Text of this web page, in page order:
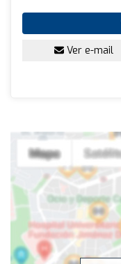
Ver e-mail